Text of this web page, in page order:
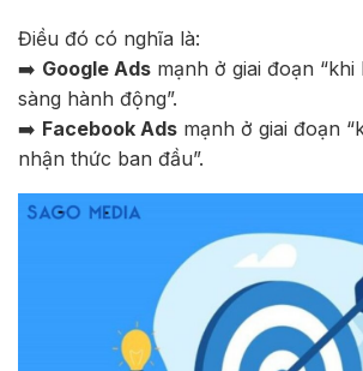
Điều đó có nghĩa là:
➡️ Google Ads mạnh ở giai đoạn
sàng hành động”.
➡️ Facebook Ads mạnh ở giai đoạn
nhận thức ban đầu”.